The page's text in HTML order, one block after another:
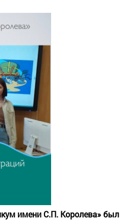
имени С.П. Королева» был